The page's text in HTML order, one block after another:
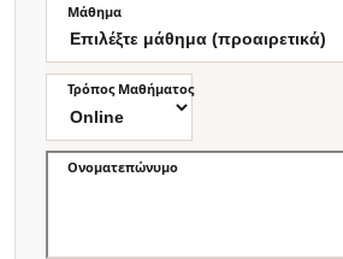
Μάθημα
Τρόπος Μαθήματος
Ονοματεπώνυμο